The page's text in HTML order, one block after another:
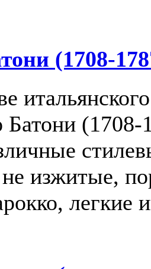
(1708-
(1708-
изжитые,
легкие